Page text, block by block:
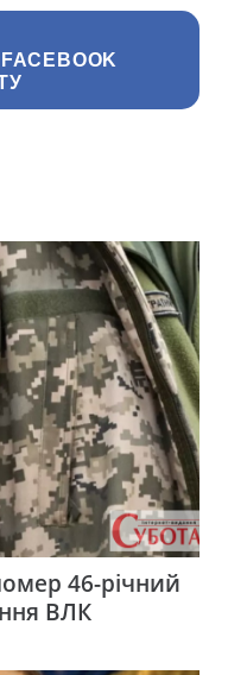
46-річний
ВЛК